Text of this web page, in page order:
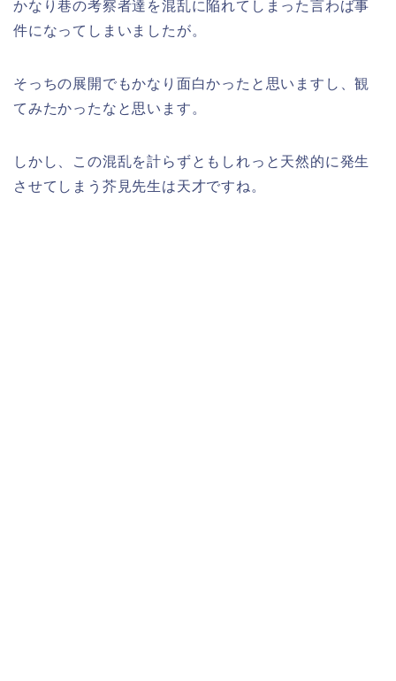
かなり巷の考察者達を混乱に陥れてしまった言わば事
件になってしまいましたが。
そっちの展開でもかなり面白かったと思いますし、観
てみたかったなと思います。
しかし、この混乱を計らずともしれっと天然的に発生
させてしまう芥見先生は天才ですね。